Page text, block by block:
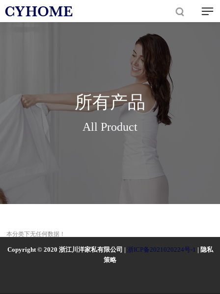
所有产品
All Product
本分类下无任何数据！
Copyright © 2020 浙江川洋家私有限公司 | 浙ICP备2021020224号-1 | 隐私
策略